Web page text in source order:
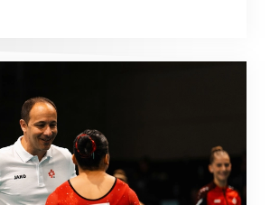
rejoint la Belgique